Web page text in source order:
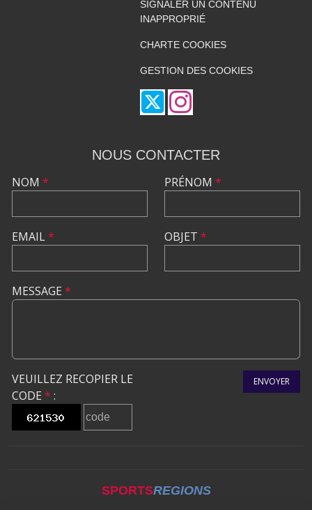
SIGNALER UN CONTENU
INAPPROPRIÉ
CHARTE COOKIES
GESTION DES COOKIES
NOUS CONTACTER
NOM *
EMAIL*
PRÉNOM *
OBJET *
MESSAGE *
VEUILLEZ RECOPIER LE
CODE * :
ENVOYER
SPORTSREGIONS